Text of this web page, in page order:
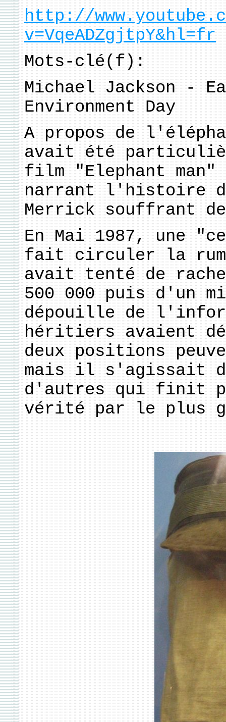
http://
v=VqeADZgjtpY&hl=fr
Mots-clé(f):
Michael Jackson -
Environment Day
A propos de
avait été
film "Elephant
narrant l'histoire
Merrick souffrant
En Mai 1987, une
fait circuler la
avait tenté de
500 000 puis d'un
dépouille de
héritiers avaient
deux positions
mais il s'agissait
d'autres qui finit
vérité par le plus